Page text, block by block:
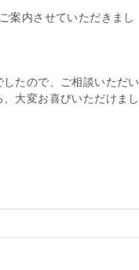
案内させていただきまし
たので、ご相談いただい
大変お喜びいただけまし